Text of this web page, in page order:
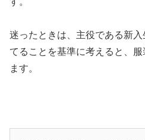
迷ったときは、主役である新
てることを基準に考えると、
ます。